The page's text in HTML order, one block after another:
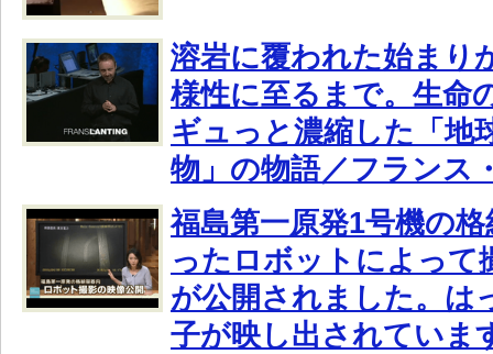
溶岩に覆われた始まり
様性に至るまで。生命
ギュっと濃縮した「地
物」の物語／フランス
福島第一原発1号機の
ったロボットによって
が公開されました。は
子が映し出されていま